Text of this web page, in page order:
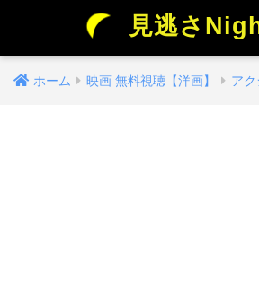
見逃さ
ホーム 映画 無料視聴【洋画】 ア